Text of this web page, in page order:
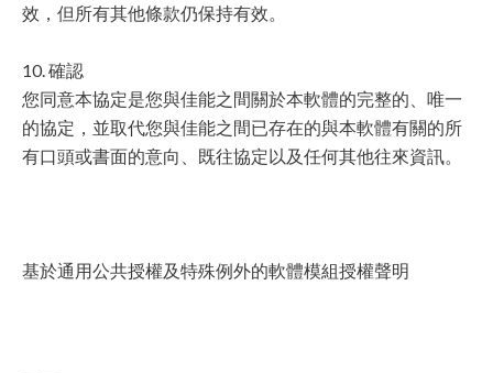
效，但所有其他條款仍保持有效。
10. 確認
您同意本協定是您與佳能之間關於本軟體的完整的、唯一
的協定，並取代您與佳能之間已存在的與本軟體有關的所
有口頭或書面的意向、既往協定以及任何其他往來資訊。
基於通用公共授權及特殊例外的軟體模組授權聲明